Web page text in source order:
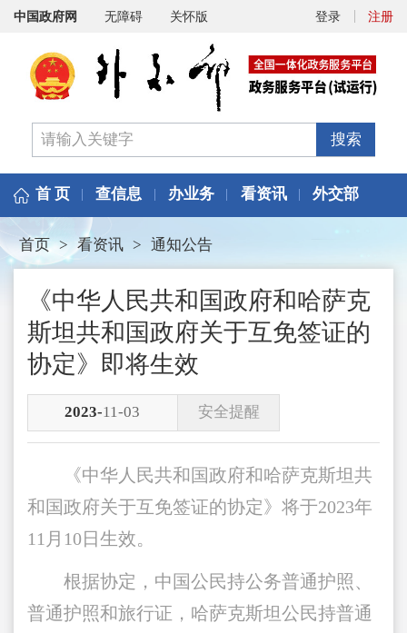
无障碍 关怀版 注册
登录
中国政府网
搜索
首 页 查信息 办业务 看资讯 外交部
首页 > 看资讯 > 通知公告
《中华人民共和国政府和哈萨克
斯坦共和国政府关于互免签证的
协定》即将生效
2023-11-03 安全提醒
《中华人民共和国政府和哈萨克斯坦共
和国政府关于互免签证的协定》将于2023年
11月10日生效。
根据协定，中国公民持公务普通护照、
普通护照和旅行证，哈萨克斯坦公民持普通